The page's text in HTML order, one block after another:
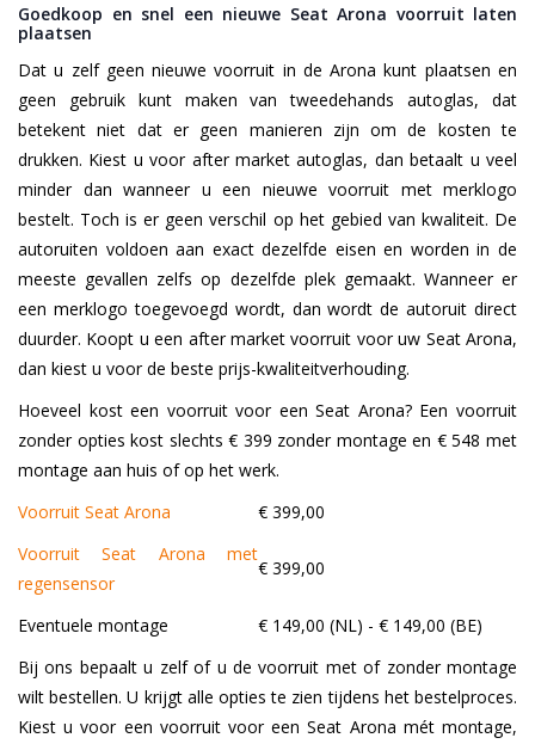
Goedkoop en snel een nieuwe Seat Arona voorruit laten
plaatsen
Dat u zelf geen nieuwe voorruit in de Arona kunt plaatsen en
geen gebruik kunt maken van tweedehands autoglas, dat
betekent niet dat er geen manieren zijn om de kosten te
drukken. Kiest u voor after market autoglas, dan betaalt u veel
minder dan wanneer u een nieuwe voorruit met merklogo
bestelt. Toch is er geen verschil op het gebied van kwaliteit. De
autoruiten voldoen aan exact dezelfde eisen en worden in de
meeste gevallen zelfs op dezelfde plek gemaakt. Wanneer er
een merklogo toegevoegd wordt, dan wordt de autoruit direct
duurder. Koopt u een after market voorruit voor uw Seat Arona,
dan kiest u voor de beste prijs-kwaliteitverhouding.
Hoeveel kost een voorruit voor een Seat Arona? Een voorruit
zonder opties kost slechts € 399 zonder montage en € 548 met
montage aan huis of op het werk.
Voorruit Seat Arona
€ 399,00
Voorruit Seat Arona met
regensensor
€ 399,00
Eventuele montage
€ 149,00 (NL) - € 149,00 (BE)
Bij ons bepaalt u zelf of u de voorruit met of zonder montage
wilt bestellen. U krijgt alle opties te zien tijdens het bestelproces.
Kiest u voor een voorruit voor een Seat Arona mét montage,